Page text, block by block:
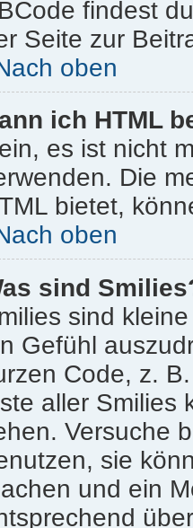
findest
Seite zur
oben
ich HTML
es ist nicht
Die
bietet,
oben
sind
sind
Gefühl
Code, z.
aller Smilies
Versuche
sie
und ein